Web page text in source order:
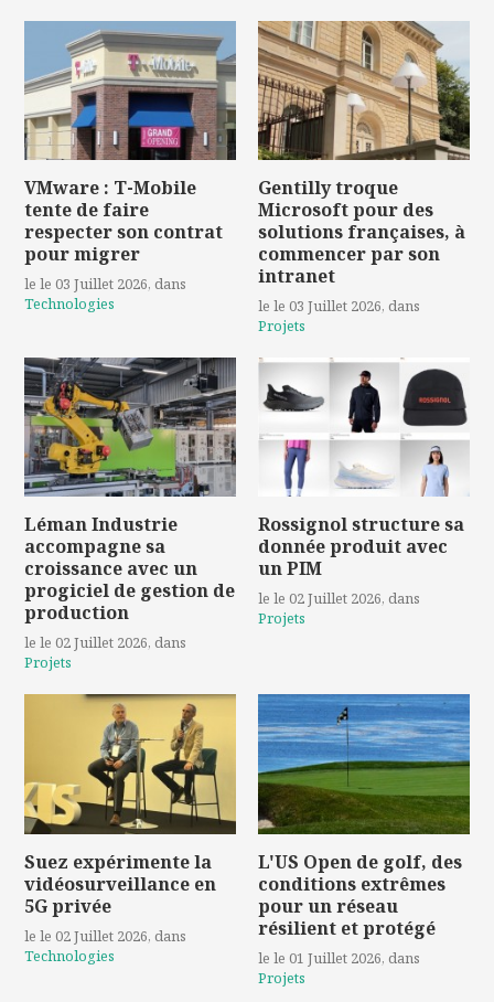
VMware : T-Mobile
tente de faire
respecter son contrat
pour migrer
le le 03 Juillet 2026, dans
Technologies
Gentilly troque
Microsoft pour des
solutions françaises, à
commencer par son
intranet
le le 03 Juillet 2026, dans
Projets
Léman Industrie
accompagne sa
croissance avec un
progiciel de gestion de
production
le le 02 Juillet 2026, dans
Projets
Rossignol structure sa
donnée produit avec
un PIM
le le 02 Juillet 2026, dans
Projets
Suez expérimente la
vidéosurveillance en
5G privée
le le 02 Juillet 2026, dans
Technologies
L'US Open de golf, des
conditions extrêmes
pour un réseau
résilient et protégé
le le 01 Juillet 2026, dans
Projets